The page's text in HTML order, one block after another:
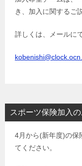
き、加入に関するご
詳しくは、メールに
スポーツ保険加入
4月から(新年度)の保
てください。